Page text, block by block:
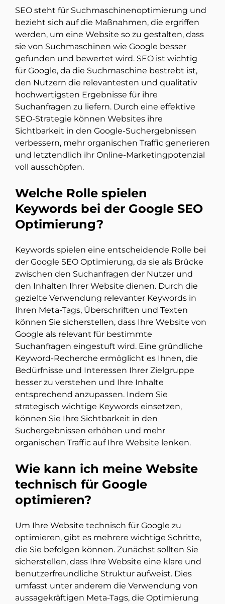
SEO steht für Suchmaschinenoptimierung und
bezieht sich auf die Maßnahmen, die ergriffen
werden, um eine Website so zu gestalten, dass
sie von Suchmaschinen wie Google besser
gefunden und bewertet wird. SEO ist wichtig
für Google, da die Suchmaschine bestrebt ist,
den Nutzern die relevantesten und qualitativ
hochwertigsten Ergebnisse für ihre
Suchanfragen zu liefern. Durch eine effektive
SEO-Strategie können Websites ihre
Sichtbarkeit in den Google-Suchergebnissen
verbessern, mehr organischen Traffic generieren
und letztendlich ihr Online-Marketingpotenzial
voll ausschöpfen.
Welche Rolle spielen
Keywords bei der Google SEO
Optimierung?
Keywords spielen eine entscheidende Rolle bei
der Google SEO Optimierung, da sie als Brücke
zwischen den Suchanfragen der Nutzer und
den Inhalten Ihrer Website dienen. Durch die
gezielte Verwendung relevanter Keywords in
Ihren Meta-Tags, Überschriften und Texten
können Sie sicherstellen, dass Ihre Website von
Google als relevant für bestimmte
Suchanfragen eingestuft wird. Eine gründliche
Keyword-Recherche ermöglicht es Ihnen, die
Bedürfnisse und Interessen Ihrer Zielgruppe
besser zu verstehen und Ihre Inhalte
entsprechend anzupassen. Indem Sie
strategisch wichtige Keywords einsetzen,
können Sie Ihre Sichtbarkeit in den
Suchergebnissen erhöhen und mehr
organischen Traffic auf Ihre Website lenken.
Wie kann ich meine Website
technisch für Google
optimieren?
Um Ihre Website technisch für Google zu
optimieren, gibt es mehrere wichtige Schritte,
die Sie befolgen können. Zunächst sollten Sie
sicherstellen, dass Ihre Website eine klare und
benutzerfreundliche Struktur aufweist. Dies
umfasst unter anderem die Verwendung von
aussagekräftigen Meta-Tags, die Optimierung